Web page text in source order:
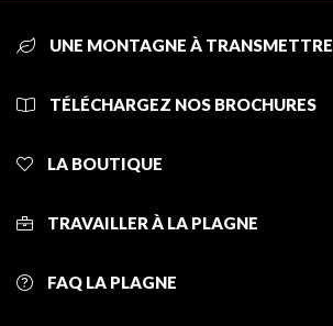
UNE MONTAGNE À TRANSMETTRE
TÉLÉCHARGEZ NOS BROCHURES
LA BOUTIQUE
TRAVAILLER À LA PLAGNE
FAQ LA PLAGNE